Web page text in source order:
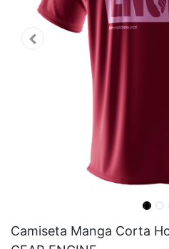
Camiseta Manga Corta